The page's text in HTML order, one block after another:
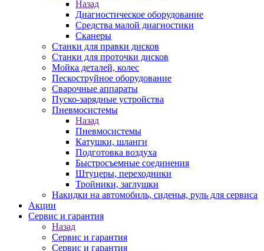
Назад
Диагностическое оборудование
Средства малой диагностики
Сканеры
Станки для правки дисков
Станки для проточки дисков
Мойка деталей, колес
Пескоструйное оборудование
Сварочные аппараты
Пуско-зарядные устройства
Пневмосистемы
Назад
Пневмосистемы
Катушки, шланги
Подготовка воздуха
Быстросъемные соединения
Штуцеры, переходники
Тройники, заглушки
Накидки на автомобиль, сиденья, руль для сервиса
Акции
Сервис и гарантия
Назад
Сервис и гарантия
Сервис и гарантия